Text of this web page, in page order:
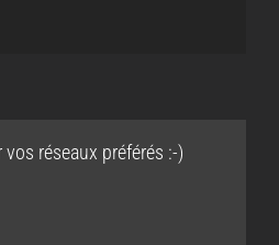
réseaux préférés :-)